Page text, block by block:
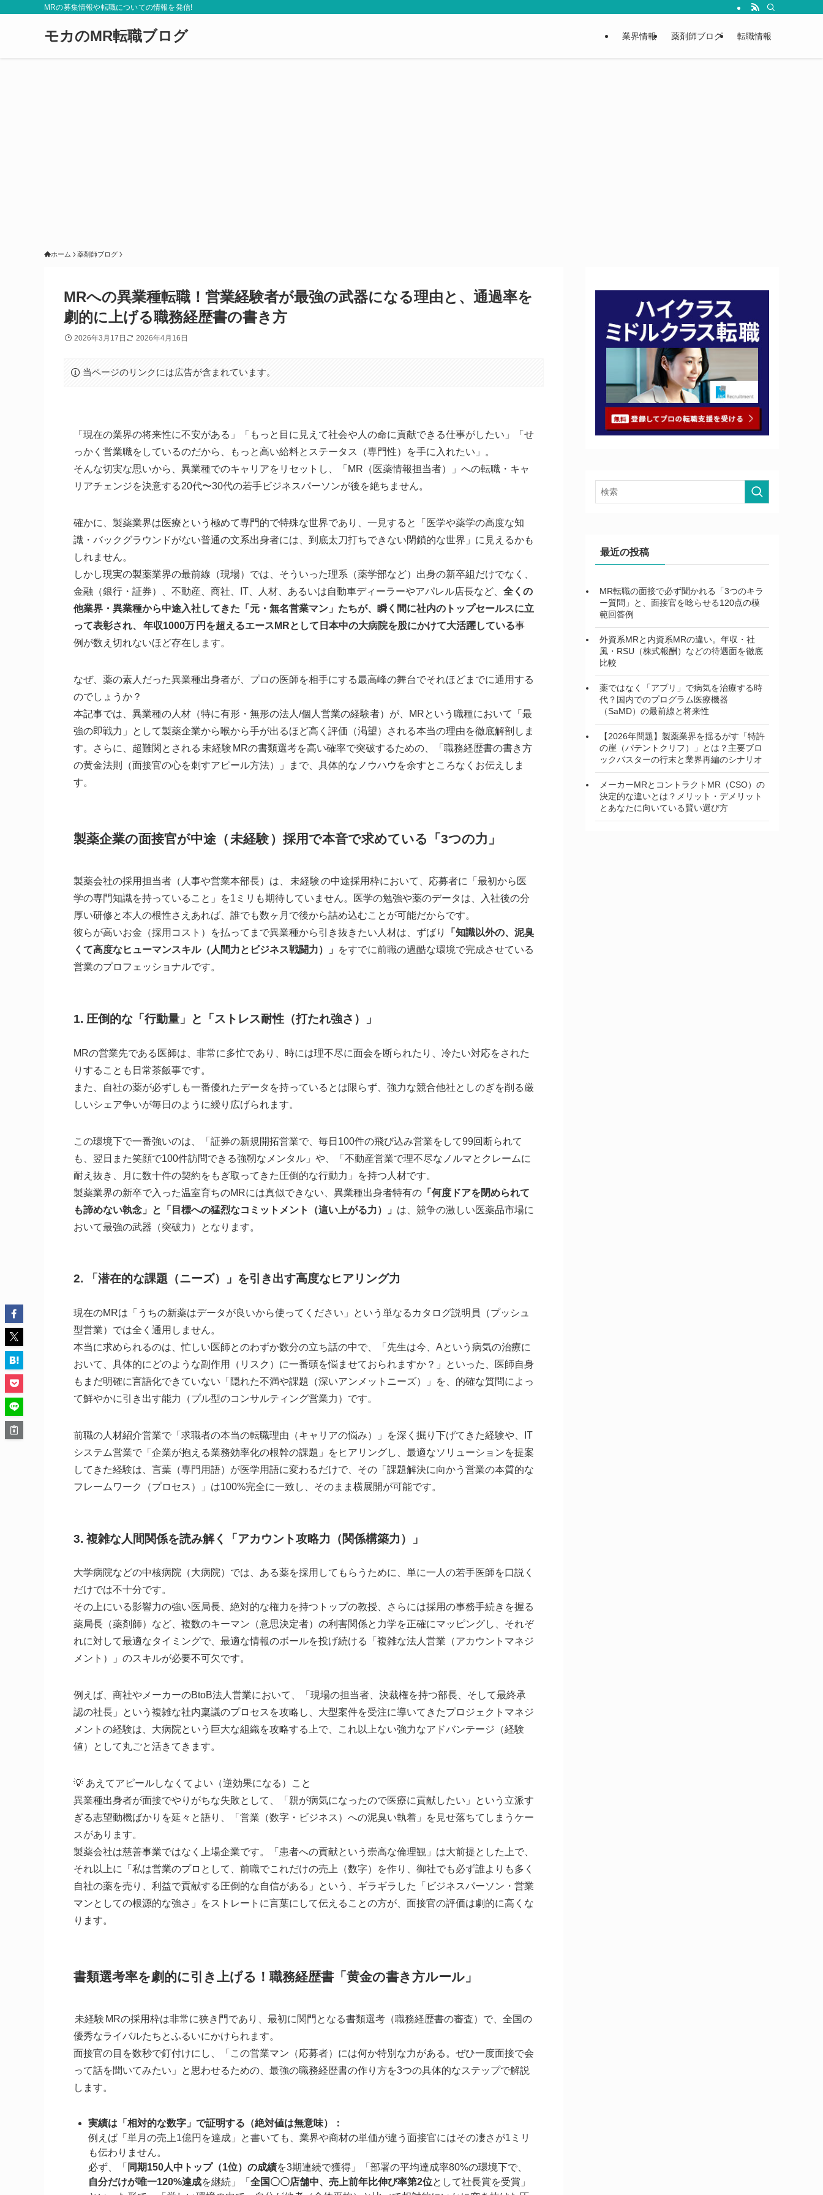
MRの募集情報や転職についての情報を発信!
モカのMR転職ブログ 業界情報 薬剤師ブログ 転職情報
ホーム 薬剤師ブログ
MRへの異業種転職！営業経験者が最強の武器になる理由と、通過率を
劇的に上げる職務経歴書の書き方
2026年3月17日 2026年4月16日
当ページのリンクには広告が含まれています。
「現在の業界の将来性に不安がある」「もっと目に見えて社会や人の命に貢献できる仕事がしたい」「せ
っかく営業職をしているのだから、もっと高い給料とステータス（専門性）を手に入れたい」。
そんな切実な思いから、異業種でのキャリアをリセットし、「MR（医薬情報担当者）」への転職・キャ
リアチェンジを決意する20代〜30代の若手ビジネスパーソンが後を絶ちません。
確かに、製薬業界は医療という極めて専門的で特殊な世界であり、一見すると「医学や薬学の高度な知
識・バックグラウンドがない普通の文系出身者には、到底太刀打ちできない閉鎖的な世界」に見えるかも
しれません。
しかし現実の製薬業界の最前線（現場）では、そういった理系（薬学部など）出身の新卒組だけでなく、
金融（銀行・証券）、不動産、商社、IT、人材、あるいは自動車ディーラーやアパレル店長など、 全くの
他業界・異業種から中途入社してきた「元・無名営業マン」たちが、瞬く間に社内のトップセールスに立
って表彰され、
年収1000万 円を超えるエースMRとして日本中の大病院を股にかけて大活躍している事
例が数え切れないほど存在します。
なぜ、薬の素人だった異業種出身者が、プロの医師を相手にする最高峰の舞台でそれほどまでに通用する
のでしょうか？
本記事では、異業種の人材（特に有形・無形の法人/個人営業の経験者）が、MRという職種において「最
強の即戦力」として製薬企業から喉から手が出るほど高く評価（渇望）される本当の理由を徹底解剖しま
す。さらに、超難関とされる 未経験 MRの書類選考を高い確率で突破するための、「職務経歴書の書き方
の黄金法則（面接官の心を刺すアピール方法）」まで、具体的なノウハウを余すところなくお伝えしま
す。
製薬企業の面接官が中途（ 未経験 ）採用で本音で求めている「3つの力」
製薬会社の採用担当者（人事や営業本部長）は、 未経験の中途採用枠において、応募者に「最初から医
学の専門知識を持っていること」を1ミリも期待していません。医学の勉強や薬のデータは、入社後の分
厚い研修と本人の根性さえあれば、誰でも数ヶ月で後から詰め込むことが可能だからです。
彼らが高いお金（採用コスト）を払ってまで異業種から引き抜きたい人材は、ずばり
「知識以外の、泥臭
くて高度なヒューマンスキル（人間力とビジネス戦闘力）」
をすでに前職の過酷な環境で完成させている
営業のプロフェッショナルです。
1. 圧倒的な「行動量」と「ストレス耐性（打たれ強さ）」
MRの営業先である医師は、非常に多忙であり、時には理不尽に面会を断られたり、冷たい対応をされた
りすることも日常茶飯事です。
また、自社の薬が必ずしも一番優れたデータを持っているとは限らず、強力な競合他社としのぎを削る厳
しいシェア争いが毎日のように繰り広げられます。
この環境下で一番強いのは、「証券の新規開拓営業で、毎日100件の飛び込み営業をして99回断られて
も、翌日また笑顔で100件訪問できる強靭なメンタル」や、「不動産営業で理不尽なノルマとクレームに
耐え抜き、月に数十件の契約をもぎ取ってきた圧倒的な行動力」を持つ人材です。
製薬業界の新卒で入った温室育ちのMRには真似できない、異業種出身者特有の 「何度ドアを閉められて
も諦めない執念」と「目標への猛烈なコミットメント（這い上がる力）」 は、競争の激しい医薬品市場に
おいて最強の武器（突破力）となります。
2. 「潜在的な課題（ニーズ）」を引き出す高度なヒアリング力
現在のMRは「うちの新薬はデータが良いから使ってください」という単なるカタログ説明員（プッシュ
型営業）では全く通用しません。
本当に求められるのは、忙しい医師とのわずか数分の立ち話の中で、「先生は今、Aという病気の治療に
おいて、具体的にどのような副作用（リスク）に一番頭を悩ませておられますか？」といった、医師自身
もまだ明確に言語化できていない「隠れた不満や課題（深いアンメットニーズ）」を、的確な質問によっ
て鮮やかに引き出す能力（プル型のコンサルティング営業力）です。
前職の人材紹介営業で「求職者の本当の転職理由（キャリアの悩み）」を深く掘り下げてきた経験や、IT
システム営業で「企業が抱える業務効率化の根幹の課題」をヒアリングし、最適なソリューションを提案
してきた経験は、言葉（専門用語）が医学用語に変わるだけで、その「課題解決に向かう営業の本質的な
フレームワーク（プロセス）」は100%完全に一致し、そのまま横展開が可能です。
3. 複雑な人間関係を読み解く「アカウント攻略力（関係構築力）」
大学病院などの中核病院（大病院）では、ある薬を採用してもらうために、単に一人の若手医師を口説く
だけでは不十分です。
その上にいる影響力の強い医局長、絶対的な権力を持つトップの教授、さらには採用の事務手続きを握る
薬局長（薬剤師）など、複数のキーマン（意思決定者）の利害関係と力学を正確にマッピングし、それぞ
れに対して最適なタイミングで、最適な情報のボールを投げ続ける「複雑な法人営業（アカウントマネジ
メント）」のスキルが必要不可欠です。
例えば、商社やメーカーのBtoB法人営業において、「現場の担当者、決裁権を持つ部長、そして最終承
認の社長」という複雑な社内稟議のプロセスを攻略し、大型案件を受注に導いてきたプロジェクトマネジ
メントの経験は、大病院という巨大な組織を攻略する上で、これ以上ない強力なアドバンテージ（経験
値）として丸ごと活きてきます。
💡 あえてアピールしなくてよい（逆効果になる）こと
異業種出身者が面接でやりがちな失敗として、「親が病気になったので医療に貢献したい」という立派す
ぎる志望動機ばかりを延々と語り、「営業（数字・ビジネス）への泥臭い執着」を見せ落ちてしまうケー
スがあります。
製薬会社は慈善事業ではなく上場企業です。「患者への貢献という崇高な倫理観」は大前提とした上で、
それ以上に「私は営業のプロとして、前職でこれだけの売上（数字）を作り、御社でも必ず誰よりも多く
自社の薬を売り、利益で貢献する圧倒的な自信がある」という、ギラギラした「ビジネスパーソン・営業
マンとしての根源的な強さ」をストレートに言葉にして伝えることの方が、面接官の評価は劇的に高くな
ります。
書類選考率を劇的に引き上げる！職務経歴書「黄金の書き方ルール」
未経験 MRの採用枠は非常に狭き門であり、最初に関門となる書類選考（職務経歴書の審査）で、全国の
優秀なライバルたちとふるいにかけられます。
面接官の目を数秒で釘付けにし、「この営業マン（応募者）には何か特別な力がある。ぜひ一度面接で会
って話を聞いてみたい」と思わせるための、最強の職務経歴書の作り方を3つの具体的なステップで解説
します。
実績は「相対的な数字」で証明する（絶対値は無意味）：
例えば「単月の売上1億円を達成」と書いても、業界や商材の単価が違う面接官にはその凄さが1ミリ
も伝わりません。
必ず、「 同期150人中トップ（1位）の成績を3期連続で獲得」「部署の平均達成率80%の環境下で、
自分だけが唯一120%達成を継続」「 全国〇〇店舗中、売上前年比伸び率第2位として社長賞を受賞」
最近の投稿
MR転職の面接で必ず聞かれる「3つのキラ
ー質問」と、面接官を唸らせる120点の模
範回答例
外資系MRと内資系MRの違い。年収・社
風・RSU（株式報酬）などの待遇面を徹底
比較
薬ではなく「アプリ」で病気を治療する時
代？国内でのプログラム医療機器
（SaMD）の最前線と将来性
【2026年問題】製薬業界を揺るがす「特許
の崖（パテントクリフ）」とは？主要ブロ
ックバスターの行末と業界再編のシナリオ
メーカーMRとコントラクトMR（CSO）の
決定的な違いとは？メリット・デメリット
とあなたに向いている賢い選び方